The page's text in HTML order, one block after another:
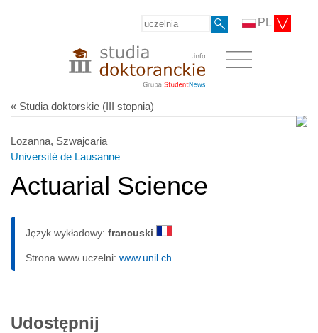
PL
« Studia doktorskie (III stopnia)
Lozanna, Szwajcaria
Université de Lausanne
Actuarial Science
Język wykładowy: francuski
Strona www uczelni: www.unil.ch
Udostępnij